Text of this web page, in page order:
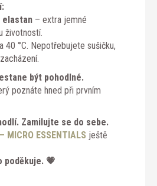
elastan – extra jemné
životností.
40 °C. Nepotřebujete sušičku,
být pohodlné.
poznáte hned při prvním
Zamilujte se do sebe.
MICRO ESSENTIALS ještě
poděkuje. 💗